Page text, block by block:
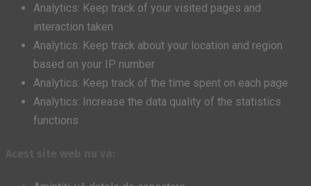
Analytics: Keep track of your visited pages and
interaction taken
Analytics: Keep track about your location and region
based on your IP number
Analytics: Keep track of the time spent on each page
Analytics: Increase the data quality of the statistics
functions